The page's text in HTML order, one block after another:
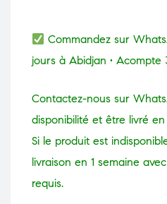
Commandez sur
jours à Abidjan • Acompte
Contactez-nous sur
disponibilité et être livré
Si le produit est
livraison en 1 semaine
requis.